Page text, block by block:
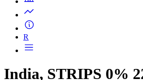
R
India, STRIPS 0%